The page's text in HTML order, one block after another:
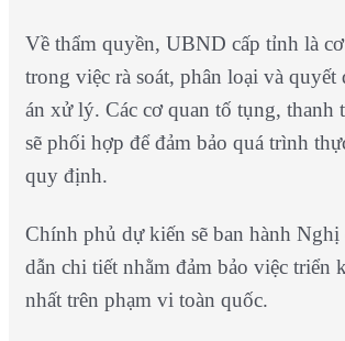
Về thẩm quyền, UBND cấp tỉnh là
trong việc rà soát, phân loại và
án xử lý. Các cơ quan tố tụng, thanh
sẽ phối hợp để đảm bảo quá trình
quy định.
Chính phủ dự kiến sẽ ban hành
dẫn chi tiết nhằm đảm bảo việc triển
nhất trên phạm vi toàn quốc.